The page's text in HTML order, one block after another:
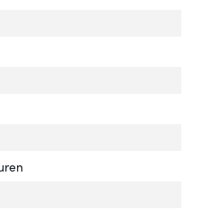
'HD type'
'Responstijd'
contrastverhouding'
'Typische contrastverhouding'